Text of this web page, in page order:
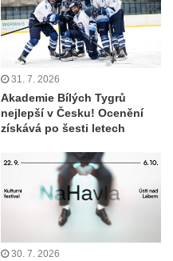
31. 7. 2026
Akademie Bílých Tygrů
nejlepší v Česku! Ocenění
získává po šesti letech
30. 7. 2026